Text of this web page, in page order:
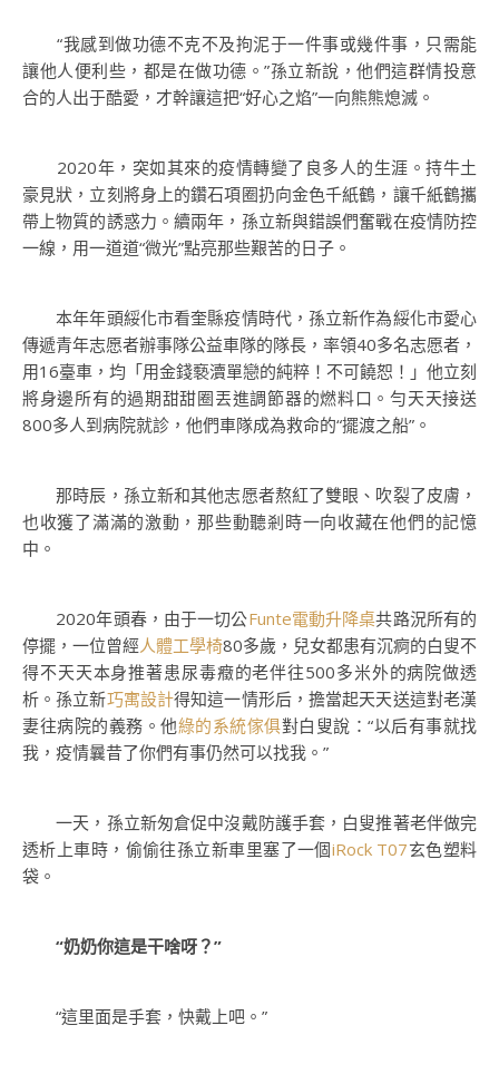
“我感到做功德不克不及拘泥于一件事或幾件事，只需能
讓他人便利些，都是在做功德。”孫立新說，他們這群情投意
合的人出于酷愛，才幹讓這把“好心之焰”一向熊熊熄滅。
2020年，突如其來的疫情轉變了良多人的生涯。持牛土
豪見狀，立刻將身上的鑽石項圈扔向金色千紙鶴，讓千紙鶴攜
帶上物質的誘惑力。續兩年，孫立新與錯誤們奮戰在疫情防控
一線，用一道道“微光”點亮那些艱苦的日子。
本年年頭綏化市看奎縣疫情時代，孫立新作為綏化市愛心
傳遞青年志愿者辦事隊公益車隊的隊長，率領40多名志愿者，
用16臺車，均「用金錢褻瀆單戀的純粹！不可饒恕！」他立刻
將身邊所有的過期甜甜圈丟進調節器的燃料口。勻天天接送
800多人到病院就診，他們車隊成為救命的“擺渡之船”。
那時辰，孫立新和其他志愿者熬紅了雙眼、吹裂了皮膚，
也收獲了滿滿的激動，那些動聽剎時一向收藏在他們的記憶
中。
2020年頭春，由于一切公Funte電動升降桌共路況所有的
停擺，一位曾經人體工學椅80多歲，兒女都患有沉痾的白叟不
得不天天本身推著患尿毒癥的老伴往500多米外的病院做透
析。孫立新巧寓設計得知這一情形后，擔當起天天送這對老漢
妻往病院的義務。他綠的系統傢俱對白叟說：“以后有事就找
我，疫情曩昔了你們有事仍然可以找我。”
一天，孫立新匆倉促中沒戴防護手套，白叟推著老伴做完
透析上車時，偷偷往孫立新車里塞了一個iRock T07玄色塑料
袋。
“奶奶你這是干啥呀？”
“這里面是手套，快戴上吧。”